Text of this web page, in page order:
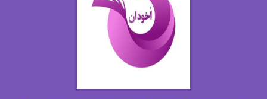
بهار سلطانی
بهاره شیرازی
بهاره.م
بیتا فرخی